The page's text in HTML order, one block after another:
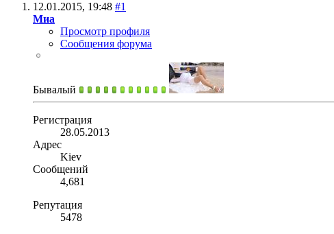
12.01.2015, 19:48 #1
Миа
Просмотр профиля
Сообщения форума
Бывалый
Регистрация
28.05.2013
Адрес
Kiev
Сообщений
4,681
Репутация
5478